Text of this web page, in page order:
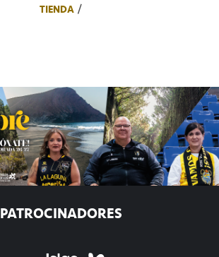
TIENDA
PATROCINADORES